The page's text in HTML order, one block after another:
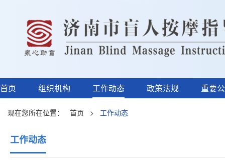
首页 组织机构 工作动态 政策法规 重要
现在您所在位置： 首页 > 工作动态
工作动态